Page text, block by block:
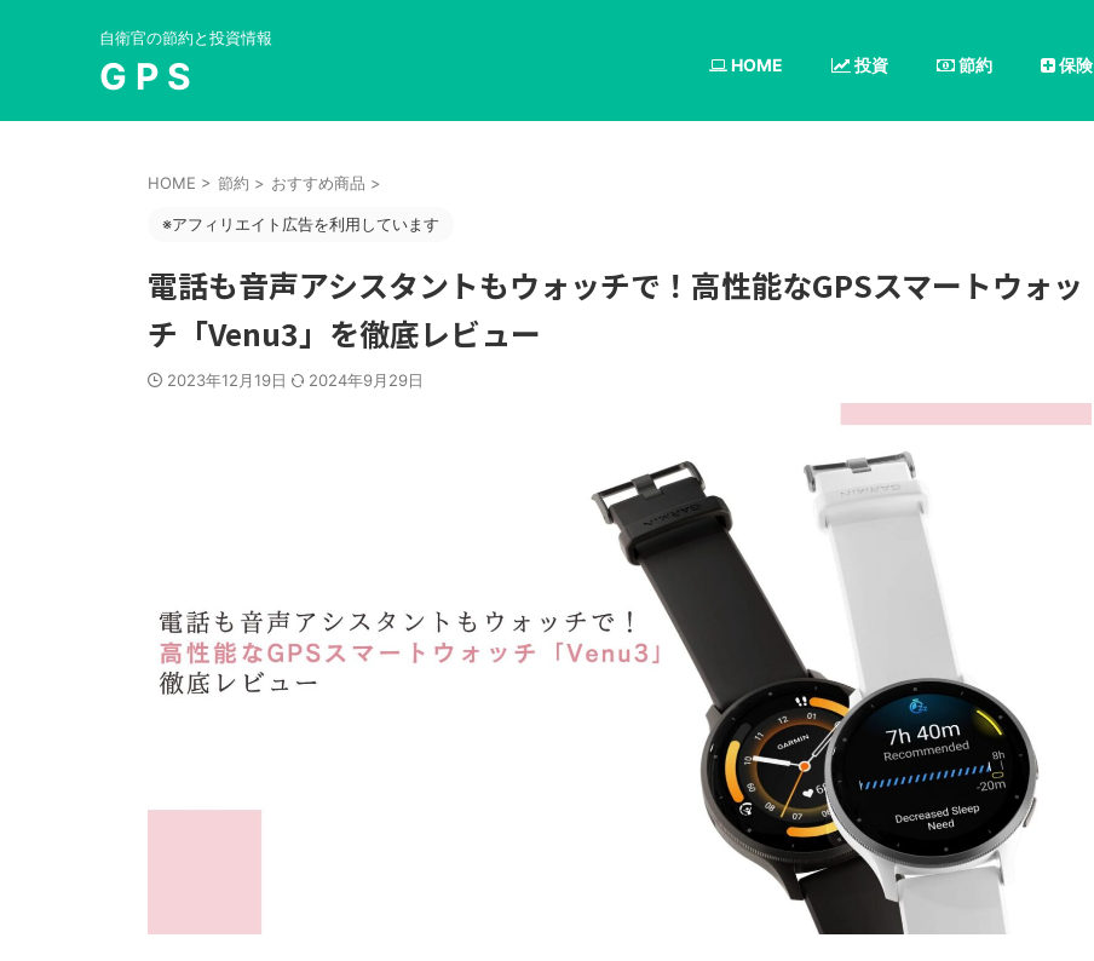
自衛官の節約と投資情報
G P S HOME 投資 節約 保険
HOME > 節約 > おすすめ商品 >
※アフィリエイト広告を利用しています
電話も音声アシスタントもウォッチで！高性能なGPSスマートウォッ
チ「Venu3」を徹底レビュー
2023年12月19日 2024年9月29日